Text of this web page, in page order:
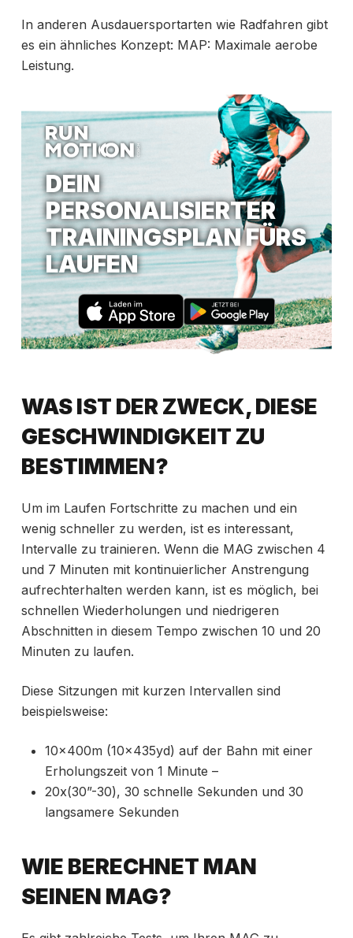
In anderen Ausdauersportarten wie Radfahren gibt
es ein ähnliches Konzept: MAP: Maximale aerobe
Leistung.
DEIN
PERSONALISIERTER
TRAININGSPLAN FÜRS
LAUFEN
WAS IST DER ZWECK, DIESE
GESCHWINDIGKEIT ZU
BESTIMMEN?
Um im Laufen Fortschritte zu machen und ein
wenig schneller zu werden, ist es interessant,
Intervalle zu trainieren. Wenn die MAG zwischen 4
und 7 Minuten mit kontinuierlicher Anstrengung
aufrechterhalten werden kann, ist es möglich, bei
schnellen Wiederholungen und niedrigeren
Abschnitten in diesem Tempo zwischen 10 und 20
Minuten zu laufen.
Diese Sitzungen mit kurzen Intervallen sind
beispielsweise:
10x400m (10x435yd) auf der Bahn mit einer
Erholungszeit von 1 Minute –
20x(30”-30), 30 schnelle Sekunden und 30
langsamere Sekunden
WIE BERECHNET MAN
SEINEN MAG?